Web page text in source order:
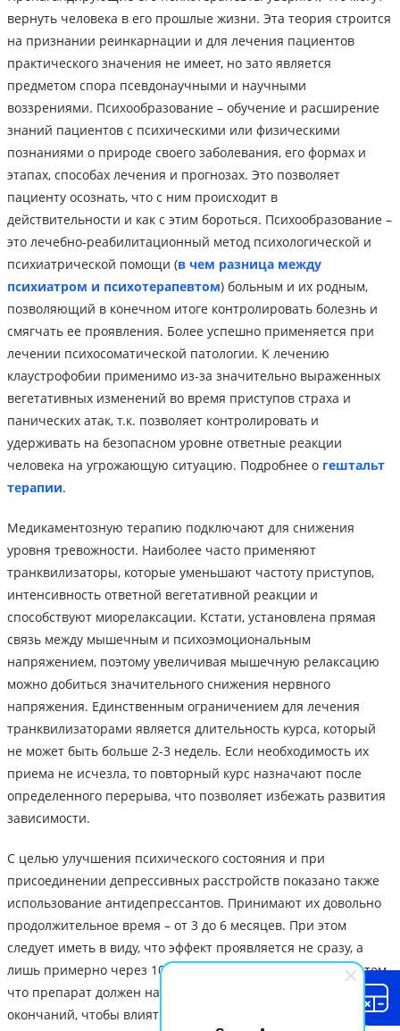
вернуть человека в его прошлые жизни. Эта теория строится
на признании реинкарнации и для лечения пациентов
практического значения не имеет, но зато является
предметом спора псевдонаучными и научными
воззрениями. Психообразование – обучение и расширение
знаний пациентов с психическими или физическими
познаниями о природе своего заболевания, его формах и
этапах, способах лечения и прогнозах. Это позволяет
пациенту осознать, что с ним происходит в
действительности и как с этим бороться. Психообразование –
это лечебно-реабилитационный метод психологической и
психиатрической помощи (в чем разница между
психиатром и психотерапевтом) больным и их родным,
позволяющий в конечном итоге контролировать болезнь и
смягчать ее проявления. Более успешно применяется при
лечении психосоматической патологии. К лечению
клаустрофобии применимо из-за значительно выраженных
вегетативных изменений во время приступов страха и
панических атак, т.к. позволяет контролировать и
удерживать на безопасном уровне ответные реакции
человека на угрожающую ситуацию. Подробнее о гештальт
терапии.
Медикаментозную терапию подключают для снижения
уровня тревожности. Наиболее часто применяют
транквилизаторы, которые уменьшают частоту приступов,
интенсивность ответной вегетативной реакции и
способствуют миорелаксации. Кстати, установлена прямая
связь между мышечным и психоэмоциональным
напряжением, поэтому увеличивая мышечную релаксацию
можно добиться значительного снижения нервного
напряжения. Единственным ограничением для лечения
транквилизаторами является длительность курса, который
не может быть больше 2-3 недель. Если необходимость их
приема не исчезла, то повторный курс назначают после
определенного перерыва, что позволяет избежать развития
зависимости.
С целью улучшения психического состояния и при
присоединении депрессивных расстройств показано также
использование антидепрессантов. Принимают их довольно
продолжительное время – от 3 до 6 месяцев. При этом
следует иметь в виду, что эффект проявляется не сразу, а
лишь примерно через 10 дней приема. Это объясняется тем,
что препарат должен накопиться в синапсах нервных
окончаний, чтобы влиять на происходящий в них обмен